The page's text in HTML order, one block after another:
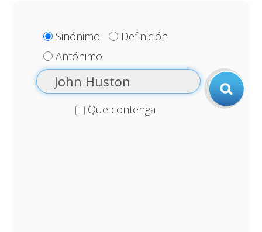
Sinónimo
Definición
Antónimo
Que contenga